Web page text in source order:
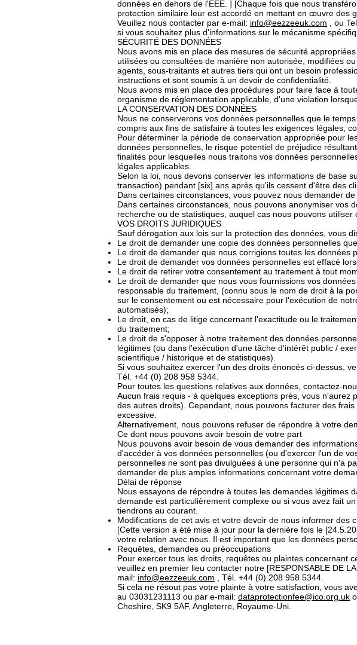
données en dehors de l'EEE. ] [Chaque fois que nous
protection similaire leur est accordé en mettant en œuvre des
Veuillez nous contacter par e-mail: info@eezzeeuk.com , ou
si vous souhaitez plus d'informations sur le mécanisme
SÉCURITÉ DES DONNÉES
Nous avons mis en place des mesures de sécurité
utilisées ou consultées de manière non autorisée, modifiées
agents, sous-traitants et autres tiers qui ont un besoin
instructions et sont soumis à un devoir de confidentialité.
Nous avons mis en place des procédures pour faire face à
organisme de réglementation applicable, d'une violation
LA CONSERVATION DES DONNÉES
Nous ne conserverons vos données personnelles que le
compris aux fins de satisfaire à toutes les exigences légales,
Pour déterminer la période de conservation appropriée pour
données personnelles, le risque potentiel de préjudice
finalités pour lesquelles nous traitons vos données
légales applicables.
Selon la loi, nous devons conserver les informations de base
transaction) pendant [six] ans après qu'ils cessent d'être des
Dans certaines circonstances, vous pouvez nous demander
Dans certaines circonstances, nous pouvons anonymiser vos
recherche ou de statistiques, auquel cas nous pouvons
VOS DROITS JURIDIQUES
Sauf dérogation aux lois sur la protection des données, vous
Le droit de demander une copie des données personnelles
Le droit de demander que nous corrigions toutes les données
Le droit de demander vos données personnelles est effacé
Le droit de retirer votre consentement au traitement à tout
Le droit de demander que nous vous fournissions vos
responsable du traitement, (connu sous le nom de droit à la
sur le consentement ou est nécessaire pour l'exécution de
automatisés);
Le droit, en cas de litige concernant l'exactitude ou le
du traitement;
Le droit de s'opposer à notre traitement des données
légitimes (ou dans l'exécution d'une tâche d'intérêt public /
scientifique / historique et de statistiques).
Si vous souhaitez exercer l'un des droits énoncés ci-dessus,
Tél. +44 (0) 208 958 5344.
Pour toutes les questions relatives aux données, contactez-
Aucun frais requis - à quelques exceptions près, vous
des autres droits). Cependant, nous pouvons facturer des
excessive.
Alternativement, nous pouvons refuser de répondre à votre
Ce dont nous pouvons avoir besoin de votre part
Nous pouvons avoir besoin de vous demander des
d'accéder à vos données personnelles (ou d'exercer l'un de
personnelles ne sont pas divulguées à une personne qui n'a
demander de plus amples informations concernant votre
Délai de réponse
Nous essayons de répondre à toutes les demandes légitimes
demande est particulièrement complexe ou si vous avez fait
tiendrons au courant.
Modifications de cet avis et votre devoir de nous informer des
[Cette version a été mise à jour pour la dernière fois le
votre relation avec nous. Il est important que les données
Requêtes, demandes ou préoccupations
Pour exercer tous les droits, requêtes ou plaintes concernant
veuillez en premier lieu contacter notre [RESPONSABLE DE
mail: info@eezzeeuk.com , Tél. +44 (0) 208 958 5344.
Si cela ne résout pas votre plainte à votre satisfaction, vous
au 03031231113 ou par e-mail: dataprotectionfee@ico.org.uk
Cheshire, SK9 5AF, Angleterre, Royaume-Uni.